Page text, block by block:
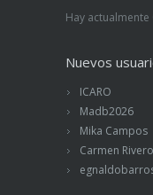
Hay
Nuevos
ICARO
Madb2026
Mika Campos
Carmen Rivero